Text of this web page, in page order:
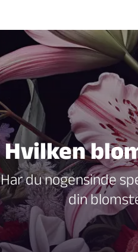
Hvilken
Har du nogensinde
din